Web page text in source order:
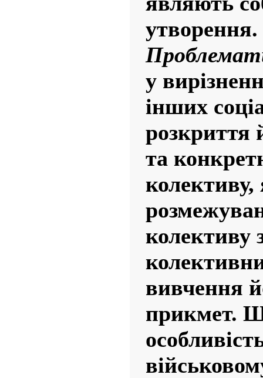
утворення.
у
інших
розкриття
та
колективу
вивчення
прикмет.